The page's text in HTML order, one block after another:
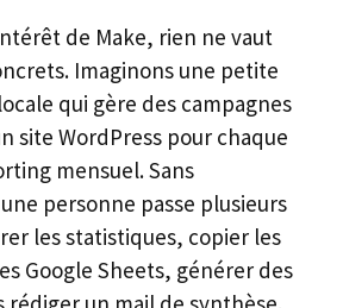
de Make, rien ne vaut
Imaginons une petite
qui gère des campagnes
site WordPress pour chaque
mensuel. Sans
personne passe plusieurs
les statistiques, copier les
Google Sheets, générer des